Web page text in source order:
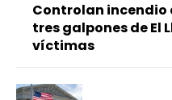
Controlan incendio
tres galpones de El
víctimas